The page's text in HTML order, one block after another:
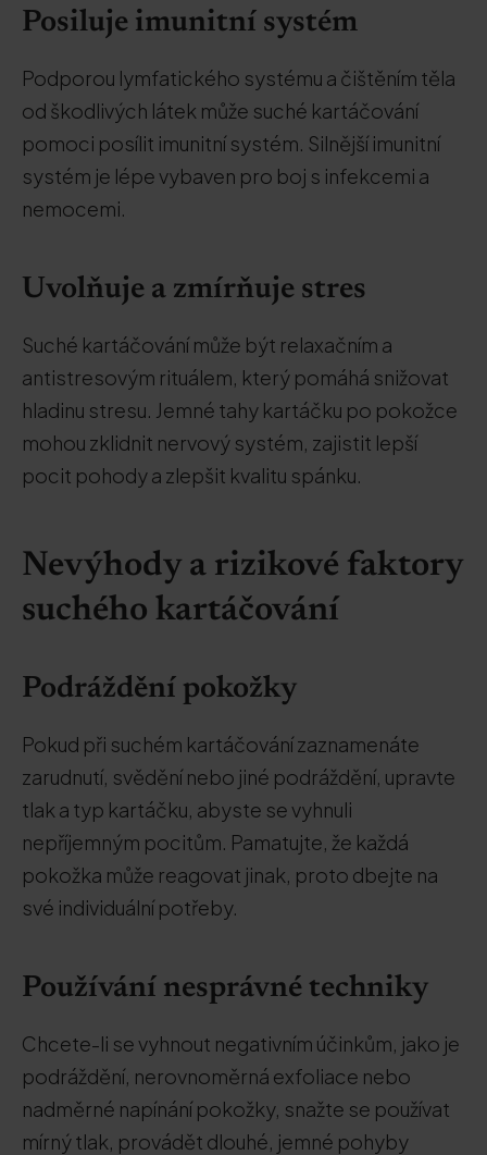
Posiluje imunitní systém
Podporou lymfatického systému a čištěním těla
od škodlivých látek může suché kartáčování
pomoci posílit imunitní systém. Silnější imunitní
systém je lépe vybaven pro boj s infekcemi a
nemocemi.
Uvolňuje a zmírňuje stres
Suché kartáčování může být relaxačním a
antistresovým rituálem, který pomáhá snižovat
hladinu stresu. Jemné tahy kartáčku po pokožce
mohou zklidnit nervový systém, zajistit lepší
pocit pohody a zlepšit kvalitu spánku.
Nevýhody a rizikové faktory
suchého kartáčování
Podráždění pokožky
Pokud při suchém kartáčování zaznamenáte
zarudnutí, svědění nebo jiné podráždění, upravte
tlak a typ kartáčku, abyste se vyhnuli
nepříjemným pocitům. Pamatujte, že každá
pokožka může reagovat jinak, proto dbejte na
své individuální potřeby.
Používání nesprávné techniky
Chcete-li se vyhnout negativním účinkům, jako je
podráždění, nerovnoměrná exfoliace nebo
nadměrné napínání pokožky, snažte se používat
mírný tlak, provádět dlouhé, jemné pohyby